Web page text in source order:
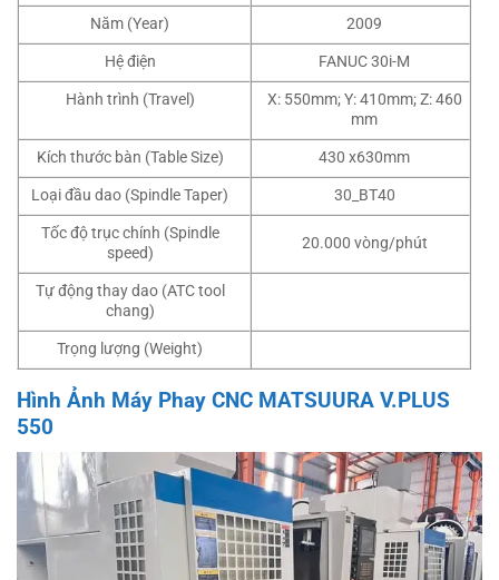
Năm (Year)
2009
Hệ điện
FANUC 30i-M
Hành trình (Travel)
X: 550mm; Y: 410mm; Z: 460
mm
Kích thước bàn (Table Size)
430 x630mm
Loại đầu dao (Spindle Taper)
30_BT40
Tốc độ trục chính (Spindle
speed)
20.000 vòng/phút
Tự động thay dao (ATC tool
chang)
Trọng lượng (Weight)
Hình Ảnh Máy Phay CNC MATSUURA V.PLUS
550